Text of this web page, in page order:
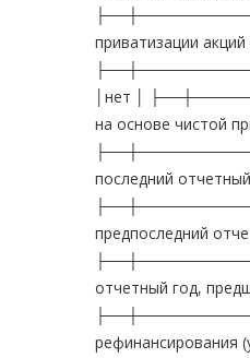
приватизации
│нет │
на основе чистой
последний
предпоследний
отчетный год,
рефинансирования